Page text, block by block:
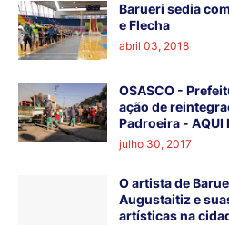
Barueri sedia
e Flecha
abril 03, 2018
OSASCO -
ação de
Padroeira - AQUI
julho 30, 2017
O artista de
Augustaitiz e
artísticas na